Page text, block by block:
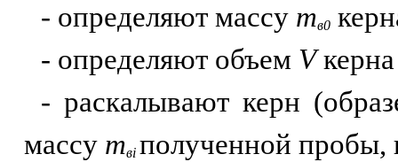
- определяют массу тв0
- определяют объем V
- раскалывают керн
массу твi полученной пробы,